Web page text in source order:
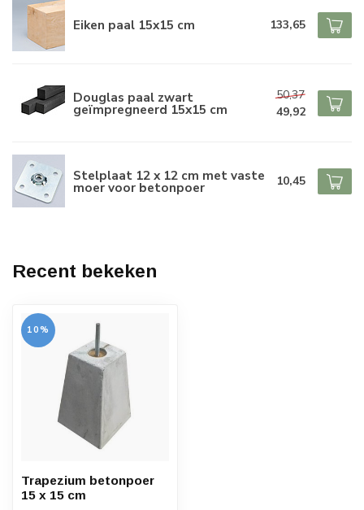
Eiken paal 15x15 cm 133,65
Douglas paal zwart
geïmpregneerd 15x15 cm
50,37
49,92
Stelplaat 12 x 12 cm met vaste
moer voor betonpoer 10,45
Recent bekeken
10%
Trapezium betonpoer
15 x 15 cm